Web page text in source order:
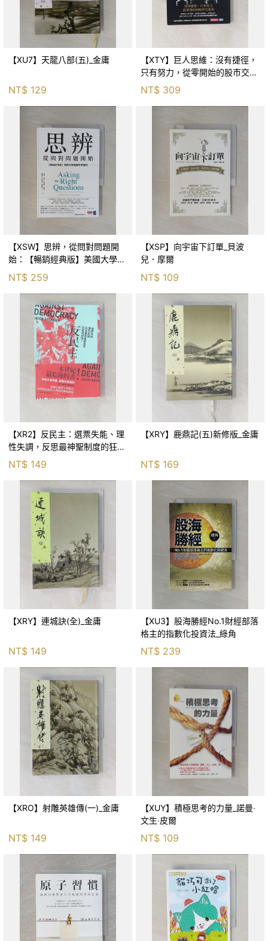
【XU7】天龍八部(五)_金庸
NT$ 129
【XTY】巨人思維：沒有捷徑，
只有努力，從零開始的股市交易
員_巨人傑
NT$ 309
【XSW】思辨，從問對問題開
始：【暢銷經典版】美國大學邏
輯思考聖經_尼爾．布朗, 史都
華．基里, 羅耀宗, 蔡宏明, 黃賓
NT$ 259
【XSP】向宇宙下訂單_貝波
兒．摩爾
NT$ 109
【XR2】反民主：選票失能、理
性失調，反思最神聖制度的狂亂
NT$ 149
【XRY】鹿鼎記(五)新修版_金庸
NT$ 169
【XRY】連城訣(全)_金庸
NT$ 149
【XU3】股海勝經No.1財經部落
格主的指數化投資法_綠角
NT$ 239
【XRO】射雕英雄傳(一)_金庸
NT$ 149
【XUY】積極思考的力量_諾曼‧
文生‧皮爾
NT$ 109